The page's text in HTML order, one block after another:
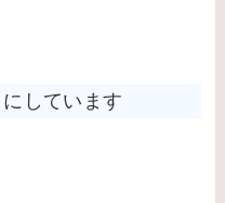
しています